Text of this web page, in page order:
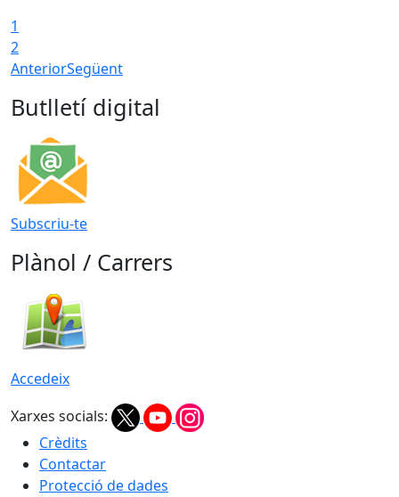
1
2
AnteriorSegüent
Butlletí digital
Subscriu-te
Plànol / Carrers
Accedeix
Xarxes socials:
Crèdits
Contactar
Protecció de dades